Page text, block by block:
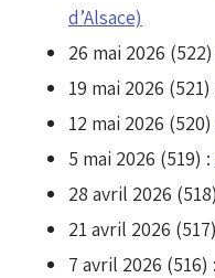
d’Alsace)
26 mai 2026
19 mai 2026 (521)
12 mai 2026 (520)
5 mai 2026 (519) :
28 avril 2026
21 avril 2026
7 avril 2026 (516) :